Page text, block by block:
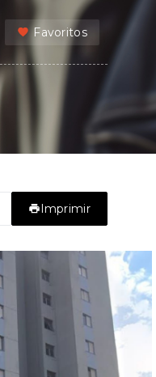
Favoritos
Imprimir